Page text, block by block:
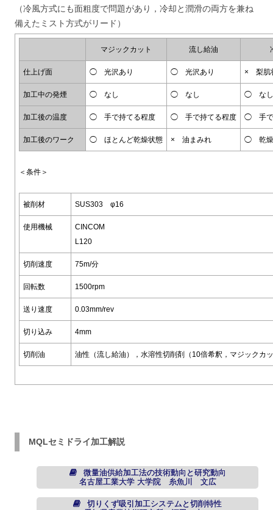
（冷風方式にも面粗度で問題があり，冷却と潤滑の両方を兼ね
備えたミスト方式がリード）
マジックカット 流し給油
仕上げ面 ◯ 光沢あり ◯ 光沢あり × 梨肌
加工中の発煙 ◯ なし ◯ なし ◯ なし
加工後の温度 ◯ 手で持てる程度 ◯ 手で持てる程度 ◯ 手で
加工後のワーク ◯ ほとんど乾燥状態 × 油まみれ ◯ 乾燥
＜条件＞
被削材 SUS303 φ16
使用機械
CINCOM
L120
切削速度 75m/分
回転数 1500rpm
送り速度 0.03mm/rev
切り込み 4mm
切削油 油性（流し給油），水溶性切削剤（10倍希釈，マジックカ
MQLセミドライ加工解説
微量油供給加工法の技術動向と研究動向
名古屋工業大学 大学院 糸魚川 文広
切りくず吸引加工システムと切削特性